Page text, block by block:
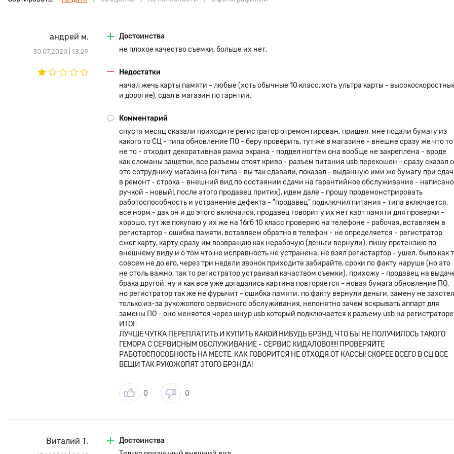
Для получения предельно качественной картинки при неравномерном освещении,
производитель наградил Blackview Z1 технологией широкого динамического диапазона (WDR),
направлено из-за его спины. Запись видео происходит на карту памяти. Для экономии
пространства существует возможность циклической записи. Благодаря внешнему GPS модулю
вместе с картинкой, так сказать параллельно, устройство осуществляет запись текущих
андрей м.
30.07.2020 | 13:29
Достоинства
не плохое качество съемки, больше их нет.
Недостатки
начал жечь карты памяти - любые (хоть обычные 10 класс, хоть ультра карты -
и дорогие), сдал в магазин по гарнтии.
Комментарий
спустя месяц сказали приходите регистратор отремонтирован. пришел, мне подали бумагу из
какого то СЦ - типа обновление ПО - беру проверить, тут же в магазине - внешне сразу же что то
не то - отходит декоративная рамка экрана - поддел ногтем она вообще не закреплена - вроде
как сломаны защетки, все разъемы стоят криво - разъем питания usb перекошен - сразу сказал
это сотруднику магазина (он типа - вы так сдавали, показал - выданную ими же бумагу при
в ремонт - строка - внешний вид по состаянии сдачи на гарантийное обслуживание - написано
ручкой - новый!, после этого продавец притих), идем дале - прошу продемонстрировать
работоспособность и устранение дефекта - "продавец" подключил питания - типа включается,
все норм - дак он и до этого включался, продавец говорит у их нет карт памяти для проверки -
хорошо, тут же покупаю у их же на 16гб 10 класс проверяю на телефоне - рабочая, вставляем в
регистартор - ошибка памяти, вставляем обратно в телефон - не определяется - регистратор
сжег карту, карту сразу им возвращаю как нерабочую (деньги вернули). пишу претензию по
внешнему виду и о том что не исправность не устранена. не взял регистартор - ушел. было как
совсем не до его, через три недели звонок приходите забирайте, сроки по факту наруше (но это
не столь важно, так то регистратор устраивал качаством съемки). прихожу - продавец на
брака другой, ну и как все уже догадались картина повторяется - новая бумага обновление ПО,
но регистратор так же не фурычит - ошибка памяти. по факту вернули деньги, замену не захотел
только из-за рукожопого сервисного обслуживания, непонятно зачем вскрывать аппарт для
замены ПО - оно меняется через шнур usb который подключается к разъему usb на
ИТОГ:
ЛУЧШЕ ЧУТКА ПЕРЕПЛАТИТЬ И КУПИТЬ КАКОЙ НИБУДЬ БРЭНД, ЧТО БЫ НЕ ПОЛУЧИЛОСЬ ТАКОГО
ГЕМОРА С СЕРВИСНЫМ ОБСЛУЖИВАНИЕ - СЕРВИС КИДАЛОВО!!!!! ПРОВЕРЯЙТЕ
РАБОТОСПОСОБНОСТЬ НА МЕСТЕ, КАК ГОВОРИТСЯ НЕ ОТХОДЯ ОТ КАССЫ! СКОРЕЕ ВСЕГО В СЦ ВСЕ
ВЕЩИ ТАК РУКОЖОПЯТ ЭТОГО БРЭНДА!
0 0
Виталий Т.
Достоинства